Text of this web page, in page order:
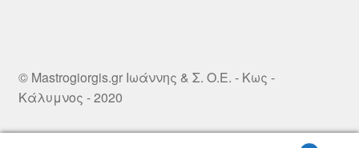
© Mastrogiorgis.gr Ιωάννης & Σ. Ο.Ε. - Κως -
Κάλυμνος - 2020